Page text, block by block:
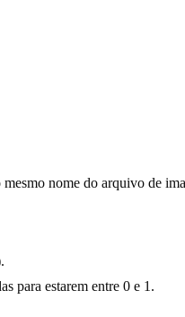
nome do arquivo de
para estarem entre 0 e 1.